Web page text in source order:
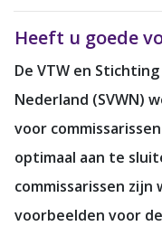
Heeft u goede
De VTW en
Nederland (SVWN)
voor
optimaal aan te
commissarissen zijn
voorbeelden voor